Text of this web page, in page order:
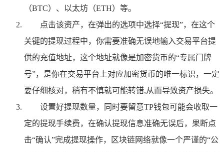
（BTC）、以太坊（ETH）等。
点击该资产，在弹出的选项中选择“提现”，在这个
关键的提现过程中，你需要准确无误地输入交易平台提
供的充值地址，这个地址就像是加密货币的“专属门牌
号”，是你在交易平台上对应加密货币的唯一标识，一定
要仔细核对，稍有不慎就可能转错,从而导致资产损失。
设置好提现数量，同时要留意TP钱包可能会收取一
定的提现手续费，在确认提现信息准确无误后，果断点
击“确认”完成提现操作，区块链网络就像一个严谨的“公